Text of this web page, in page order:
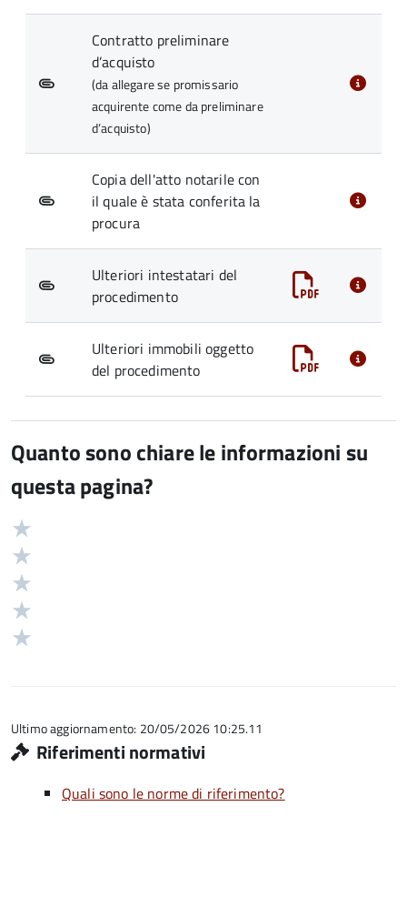
Contratto preliminare
d’acquisto
(da allegare se promissario
acquirente come da preliminare
d’acquisto)
Copia dell'atto notarile con
il quale è stata conferita la
procura
Ulteriori intestatari del
procedimento
Ulteriori immobili oggetto
del procedimento
Quanto sono chiare le informazioni su
questa pagina?
Valutazione
5
Ultimo aggiornamento: 20/05/2026 10:25.11
Riferimenti normativi
Quali sono le norme di riferimento?